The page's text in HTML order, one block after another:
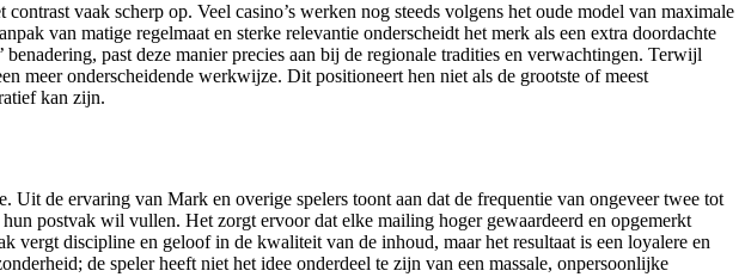
vaak scherp op. Veel casino’s werken nog steeds volgens het oude model van maximale
van matige regelmaat en sterke relevantie onderscheidt het merk als een extra doordachte
past deze manier precies aan bij de regionale tradities en verwachtingen. Terwijl
meer onderscheidende werkwijze. Dit positioneert hen niet als de grootste of meest
kan zijn.
de ervaring van Mark en overige spelers toont aan dat de frequentie van ongeveer twee tot
postvak wil vullen. Het zorgt ervoor dat elke mailing hoger gewaardeerd en opgemerkt
vergt discipline en geloof in de kwaliteit van de inhoud, maar het resultaat is een loyalere en
de speler heeft niet het idee onderdeel te zijn van een massale, onpersoonlijke